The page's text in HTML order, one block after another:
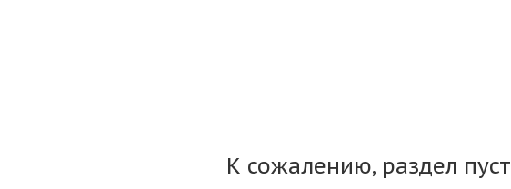
К сожалению, раздел пуст